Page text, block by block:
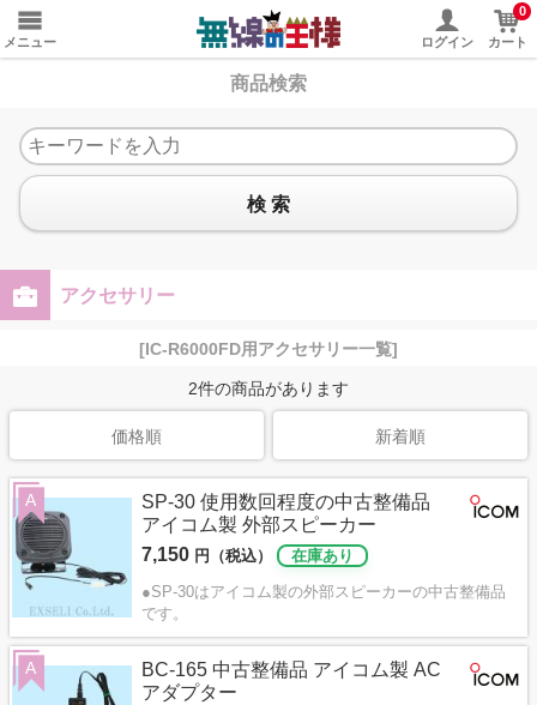
メニュー ログイン
0
カート
商品検索
検 索
アクセサリー
[IC-R6000FD用アクセサリー一覧]
2件の商品があります
価格順 新着順
SP-30 使用数回程度の中古整備品
アイコム製 外部スピーカー
7,150 円（税込）
在庫あり
●SP-30はアイコム製の外部スピーカーの中古整備品
です。
A
BC-165 中古整備品 アイコム製 AC
アダプター
A